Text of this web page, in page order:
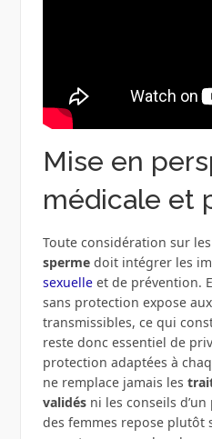
Mise en
médicale et
Toute considération sur les
spermedoit intégrer les
sexuelleet de prévention.
sans protection expose
transmissibles, ce qui
reste donc essentiel de
protection adaptées à
ne remplace jamais les
validésni les conseils
des femmes repose